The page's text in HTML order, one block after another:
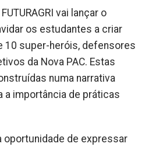
vai lançar o
os estudantes a criar
10 super-heróis, defensores
da Nova PAC. Estas
numa narrativa
a importância de práticas
oportunidade de expressar